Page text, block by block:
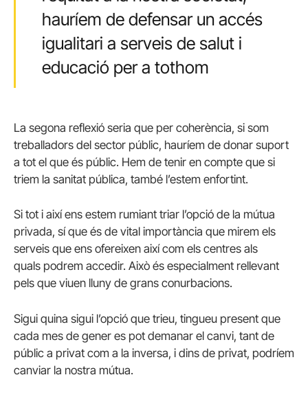
hauríem de defensar un accés
igualitari a serveis de salut i
educació per a tothom
La segona reflexió seria que per coherència, si som
treballadors del sector públic, hauríem de donar suport
a tot el que és públic. Hem de tenir en compte que si
triem la sanitat pública, també l’estem enfortint.
Si tot i així ens estem rumiant triar l’opció de la mútua
privada, sí que és de vital importància que mirem els
serveis que ens ofereixen així com els centres als
quals podrem accedir. Això és especialment rellevant
pels que viuen lluny de grans conurbacions.
Sigui quina sigui l’opció que trieu, tingueu present que
cada mes de gener es pot demanar el canvi, tant de
públic a privat com a la inversa, i dins de privat, podríem
canviar la nostra mútua.